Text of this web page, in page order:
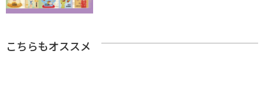
こちらもオススメ